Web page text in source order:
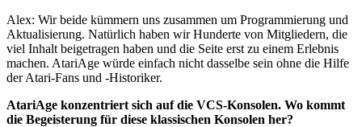
Alex: Wir beide kümmern uns zusammen um Programmierung und
Aktualisierung. Natürlich haben wir Hunderte von Mitgliedern, die
viel Inhalt beigetragen haben und die Seite erst zu einem Erlebnis
machen. AtariAge würde einfach nicht dasselbe sein ohne die Hilfe
der Atari-Fans und -Historiker.
AtariAge konzentriert sich auf die VCS-Konsolen. Wo kommt
die Begeisterung für diese klassischen Konsolen her?